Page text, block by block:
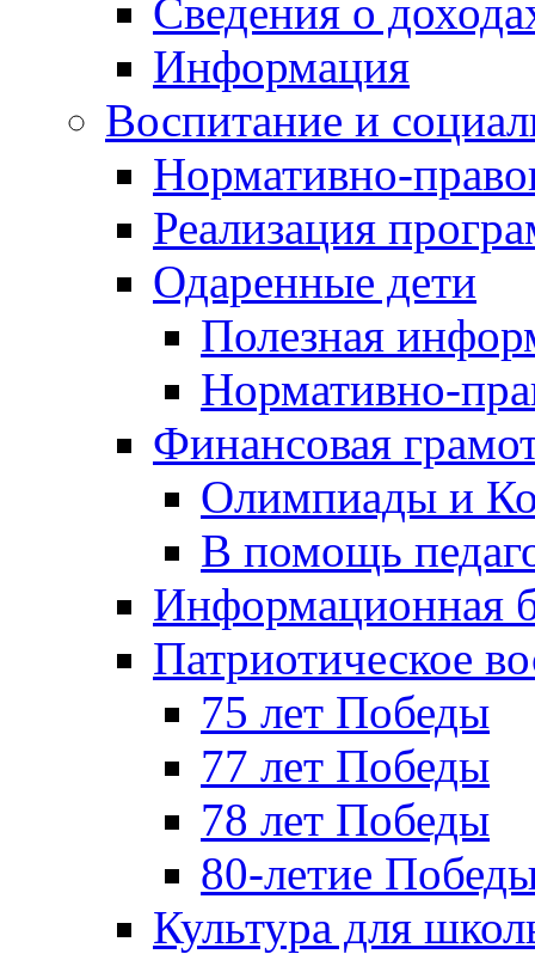
Сведения о
Информация
Воспитание и
Нормативно-
Реализация
Одаренные дети
Полезная
Нормативно-
Финансовая
Олимпиады и
В помощь
Информационная
Патриотическое
75 лет Победы
77 лет Победы
78 лет Победы
80-летие
Культура для